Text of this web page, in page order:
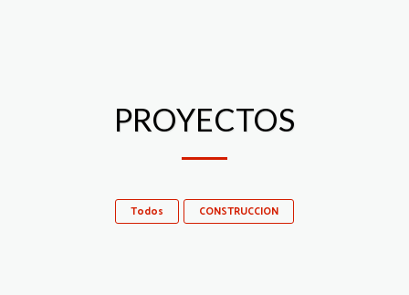
PROYECTOS
Todos CONSTRUCCION